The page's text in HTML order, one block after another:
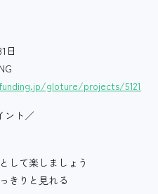
日
gloture/projects/5121
ント／
して楽しましょう
きりと見れる